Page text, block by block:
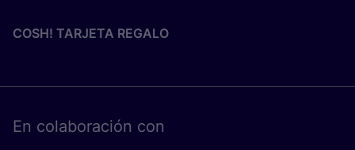
COSH! TARJETA REGALO
En cola­bo­ra­ción con